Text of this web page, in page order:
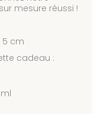
mesure réussi !
5 cm
cadeau :